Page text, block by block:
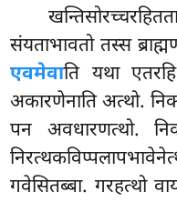
संयताभावतो तस्स
एवमेवाति यथा
अकारणेनाति अत्थो.
पन अवधारणत्थो.
गवेसितब्बा. गरहत्थो